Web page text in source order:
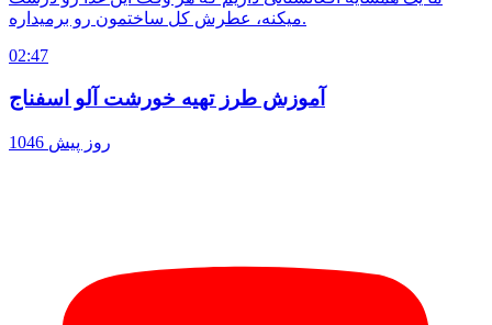
میکنه، عطرش کل ساختمون رو برمیداره.
02:47
آموزش طرز تهیه خورشت آلو اسفناج
1046 روز پیش